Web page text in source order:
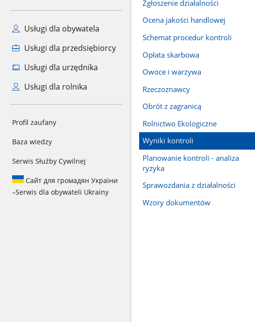
Usługi dla obywatela
Usługi dla przedsiębiorcy
Usługi dla urzędnika
Usługi dla rolnika
Profil zaufany
Baza wiedzy
Serwis Służby Cywilnej
Сайт для громадян України
–Serwis dla obywateli Ukrainy
Zgłoszenie działalności
Ocena jakości handlowej
Schemat procedur kontroli
Opłata skarbowa
Owoce i warzywa
Rzeczoznawcy
Obrót z zagranicą
Rolnictwo Ekologiczne
Wyniki kontroli
Planowanie kontroli - analiza
ryzyka
Sprawozdania z działalności
Wzory dokumentów